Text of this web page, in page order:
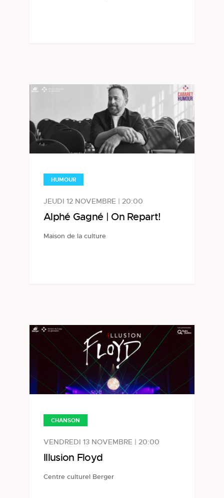
HUMOUR
JEUDI 12 NOVEMBRE | 20:00
Alphé Gagné | On Repart!
Maison de la culture
CHANSON
VENDREDI 13 NOVEMBRE | 20:00
Illusion Floyd
Centre culturel Berger